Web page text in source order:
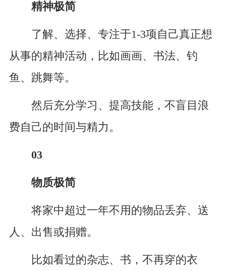
精神极简
了解、选择、专注于1-3项自己真正想
从事的精神活动，比如画画、书法、钓
鱼、跳舞等。
然后充分学习、提高技能，不盲目浪
费自己的时间与精力。
03
物质极简
将家中超过一年不用的物品丢弃、送
人、出售或捐赠。
比如看过的杂志、书，不再穿的衣